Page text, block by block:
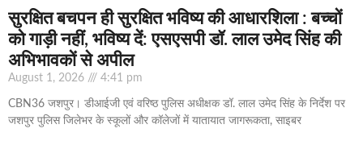
सुरक्षित बचपन ही सुरक्षित भविष्य की आधारशिला : बच्चों
को गाड़ी नहीं, भविष्य दें: एसएसपी डॉ. लाल उमेद सिंह की
अभिभावकों से अपील
August 1, 2026 4:41 pm
CBN36 जशपुर। डीआईजी एवं वरिष्ठ पुलिस अधीक्षक डॉ. लाल उमेद सिंह के निर्देश पर
जशपुर पुलिस जिलेभर के स्कूलों और कॉलेजों में यातायात जागरूकता, साइबर